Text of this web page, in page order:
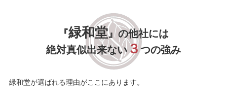
『緑和堂』の他社には
絶対真似出来ない ３つの強み
緑和堂が選ばれる理由がここにあります。